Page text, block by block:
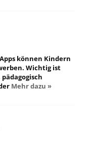
können Kindern
Wichtig ist
Mehr dazu »